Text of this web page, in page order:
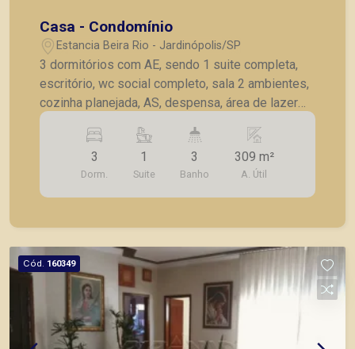
Casa - Condomínio
Estancia Beira Rio - Jardinópolis/SP
3 dormitórios com AE, sendo 1 suite completa,
escritório, wc social completo, sala 2 ambientes,
cozinha planejada, AS, despensa, área de lazer
com piscina, churrasqueira, paisagismo, pomar,
amplo quintal com gramado, podendo estacionar
diversos automóveis.
3
Dorm.
1
Suite
3
Banho
309 m²
A. Útil
Cód. 160349